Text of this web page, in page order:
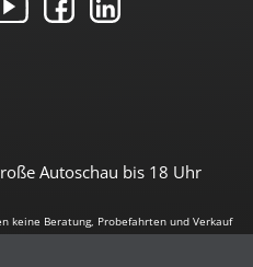
Autoschau bis 18 Uhr
keine Beratung, Probefahrten und Verkauf